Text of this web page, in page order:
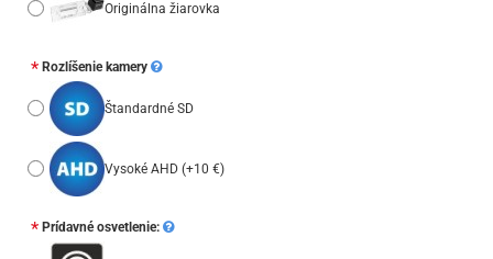
Originálna žiarovka
Rozlíšenie kamery
Štandardné SD
Vysoké AHD (+10 €)
Prídavné osvetlenie: